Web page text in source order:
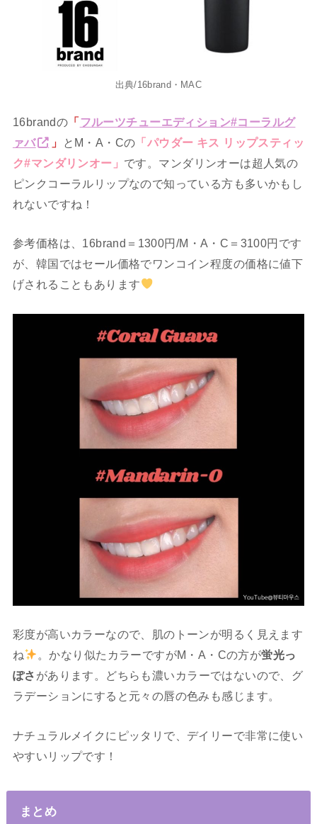
出典/16brand・MAC
16brandの 「フルーツチューエディション#コーラルグ
ァバ
」 とM・A・Cの 「パウダー キス リップスティッ
ク#マンダリンオー」 です。マンダリンオーは超人気の
ピンクコーラルリップなので知っている方も多いかもし
れないですね！
参考価格は、16brand＝1300円/M・A・C＝3100円です
が、韓国ではセール価格でワンコイン程度の価格に値下
げされることもあります
彩度が高いカラーなので、肌のトーンが明るく見えます
ね
。かなり似たカラーですがM・A・Cの方が蛍光っ
ぽさ があります。どちらも濃いカラーではないので、グ
ラデーションにすると元々の唇の色みも感じます。
ナチュラルメイクにピッタリで、デイリーで非常に使い
やすいリップです！
まとめ